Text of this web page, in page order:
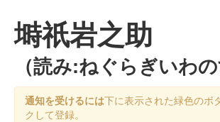
塒祇岩之助
（読み:ねぐらぎいわの
通知を受けるには下に表示された緑色のボ
クして登録。